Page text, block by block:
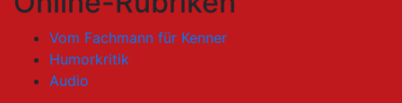
Vom Fachmann für Kenner
Humorkritik
Audio